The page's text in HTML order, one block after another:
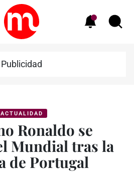
Publicidad
ACTUALIDAD
Ronaldo se
Mundial tras la
de Portugal